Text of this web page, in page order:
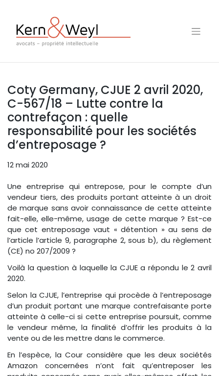
content
Coty Germany, CJUE 2 avril 2020,
C-567/18 – Lutte contre la
contrefaçon : quelle
responsabilité pour les sociétés
d’entreposage ?
12 mai 2020
Une entreprise qui entrepose, pour le compte d’un
vendeur tiers, des produits portant atteinte à un droit
de marque sans avoir connaissance de cette atteinte
fait-elle, elle-même, usage de cette marque ? Est-ce
que cet entreposage vaut « détention » au sens de
l’article l’article 9, paragraphe 2, sous b), du règlement
(CE) no 207/2009 ?
Voilà la question à laquelle la CJUE a répondu le 2 avril
2020.
Selon la CJUE, l’entreprise qui procède à l’entreposage
d’un produit portant une marque contrefaisante porte
atteinte à celle-ci si cette entreprise poursuit, comme
le vendeur même, la finalité d’offrir les produits à la
vente ou de les mettre dans le commerce.
En l’espèce, la Cour considère que les deux sociétés
Amazon concernées n’ont fait qu’entreposer les